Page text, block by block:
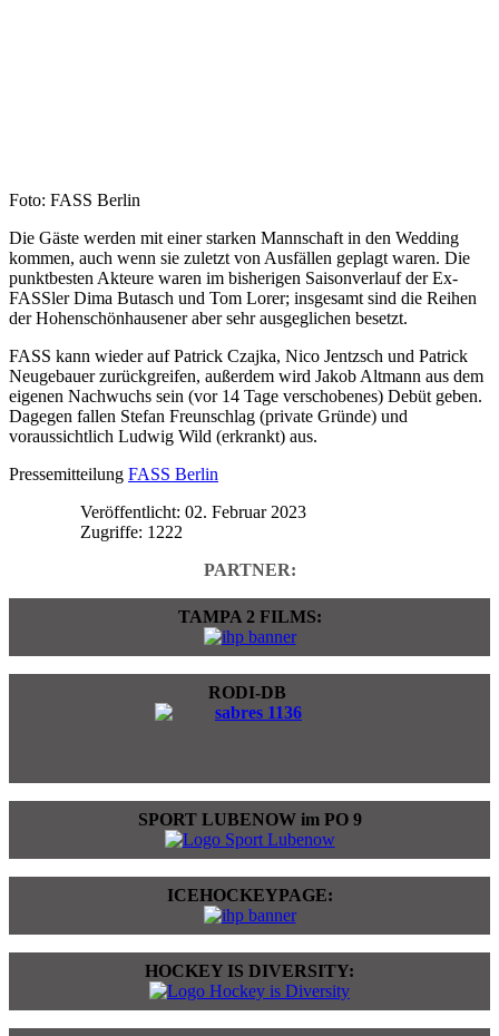
Foto: FASS Berlin
Die Gäste werden mit einer starken Mannschaft in den Wedding
kommen, auch wenn sie zuletzt von Ausfällen geplagt waren. Die
punktbesten Akteure waren im bisherigen Saisonverlauf der Ex-
FASSler Dima Butasch und Tom Lorer; insgesamt sind die Reihen
der Hohenschönhausener aber sehr ausgeglichen besetzt.
FASS kann wieder auf Patrick Czajka, Nico Jentzsch und Patrick
Neugebauer zurückgreifen, außerdem wird Jakob Altmann aus dem
eigenen Nachwuchs sein (vor 14 Tage verschobenes) Debüt geben.
Dagegen fallen Stefan Freunschlag (private Gründe) und
voraussichtlich Ludwig Wild (erkrankt) aus.
Pressemitteilung FASS Berlin
Veröffentlicht: 02. Februar 2023
Zugriffe: 1222
PARTNER:
TAMPA 2 FILMS:
RODI-DB
SPORT LUBENOW im PO 9
ICEHOCKEYPAGE:
HOCKEY IS DIVERSITY: